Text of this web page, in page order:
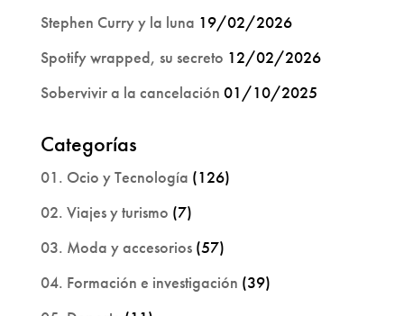
Stephen Curry y la luna 19/02/2026
Spotify wrapped, su secreto 12/02/2026
Sobervivir a la cancelación 01/10/2025
Categorías
01. Ocio y Tecnología (126)
02. Viajes y turismo (7)
03. Moda y accesorios(57)
04. Formación e investigación (39)